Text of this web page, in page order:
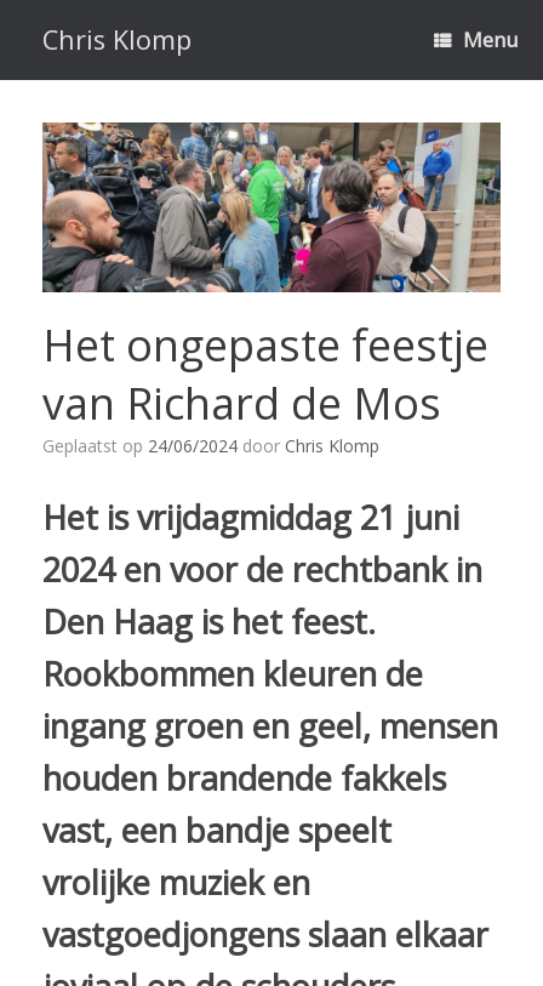
inhoud
Chris Klomp Menu
Het ongepaste feestje
van Richard de Mos
Geplaatst op 24/06/2024 door Chris Klomp
Het is vrijdagmiddag 21 juni
2024 en voor de rechtbank in
Den Haag is het feest.
Rookbommen kleuren de
ingang groen en geel, mensen
houden brandende fakkels
vast, een bandje speelt
vrolijke muziek en
vastgoedjongens slaan elkaar